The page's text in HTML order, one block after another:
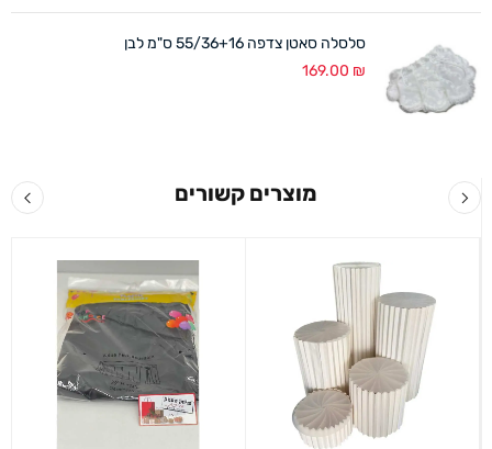
סלסלה סאטן צדפה 55/36+16 ס"מ לבן
169.00 ₪
מוצרים קשורים